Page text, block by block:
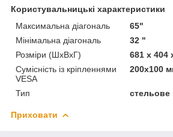
Користувальницькі характеристики
Максимальна діагональ
65"
Мінімальна діагональ
32 "
Розміри (ШхВхГ)
681 x 404
Сумісність із кріпленнями
VESA
200x100
Тип стельове
Приховати